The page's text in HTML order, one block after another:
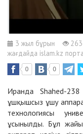
3 жыл бұрын
жағдайда islam.kz
0 0
Иранда Shahed-
ұшқышсыз ұшу
технологиясы
ұсынылды. Бұл